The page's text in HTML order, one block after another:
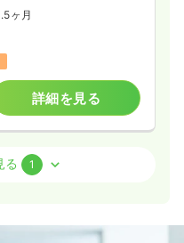
ヶ月
詳細を見る
る 1